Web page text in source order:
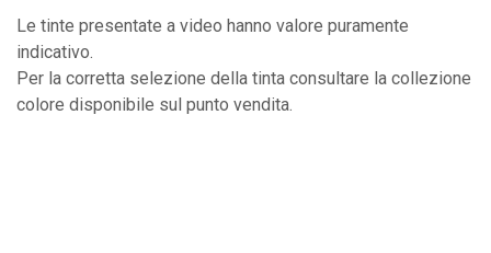
Le tinte presentate a video hanno valore puramente
indicativo.
Per la corretta selezione della tinta consultare la collezione
colore disponibile sul punto vendita.